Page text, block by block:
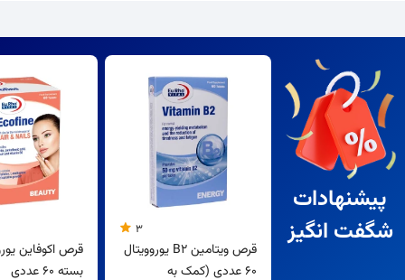
پیشنهادات
شگفت انگیز
3
قرص ویتامین B2 یوروویتال
60 عددی (کمک به
قرص اکوفاین
بسته 60 عددی